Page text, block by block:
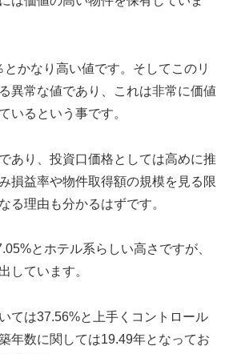
かなり高い値です。そしてこのリ
異常な値であり、これは非常に価値
いるという事です。
あり、投資口価格としては高めに推
損益率や物件取得額の規模を見る限
る理由も分かるはずです。
とホテル系らしい高さですが、
しています。
ては37.56%と上手くコントロール
年数に関しては19.49年となってお